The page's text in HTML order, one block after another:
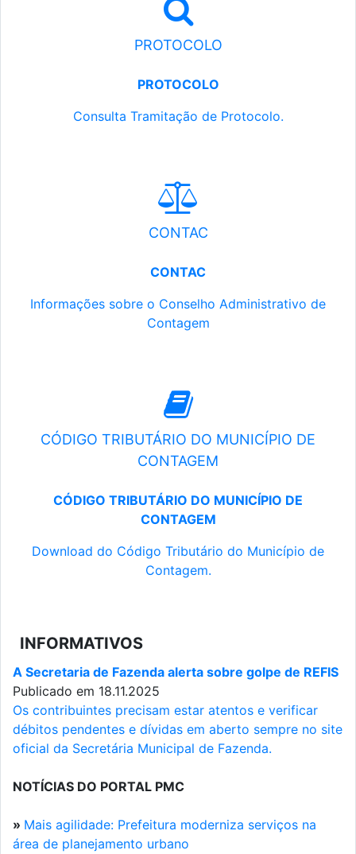
PROTOCOLO
PROTOCOLO
Consulta Tramitação de Protocolo.
CONTAC
CONTAC
Informações sobre o Conselho Administrativo de
Contagem
CÓDIGO TRIBUTÁRIO DO MUNICÍPIO DE
CONTAGEM
CÓDIGO TRIBUTÁRIO DO MUNICÍPIO DE
CONTAGEM
Download do Código Tributário do Município de
Contagem.
INFORMATIVOS
A Secretaria de Fazenda alerta sobre golpe de REFIS
Publicado em 18.11.2025
Os contribuintes precisam estar atentos e verificar
débitos pendentes e dívidas em aberto sempre no site
oficial da Secretária Municipal de Fazenda.
NOTÍCIAS DO PORTAL PMC
» Mais agilidade: Prefeitura moderniza serviços na
área de planejamento urbano